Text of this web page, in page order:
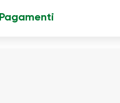
Pagamenti